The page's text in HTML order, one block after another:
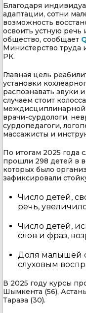
Благодаря
адаптации, сотни
возможность
освоить устную речь
общество, сообщает
Министерство труда
РК.
Главная цель
установки
распознавать звуки
случаем стоит
междисциплинарной
врачи-сурдологи,
сурдопедагоги,
массажисты и
По итогам 2025 года
прошли 298 детей в
которых было
зафиксировали
Число детей,
речь,
Число детей,
слов и фраз,
Доля малышей
слуховым
В 2025 году курсы
Шымкента (56),
Тараза (30).